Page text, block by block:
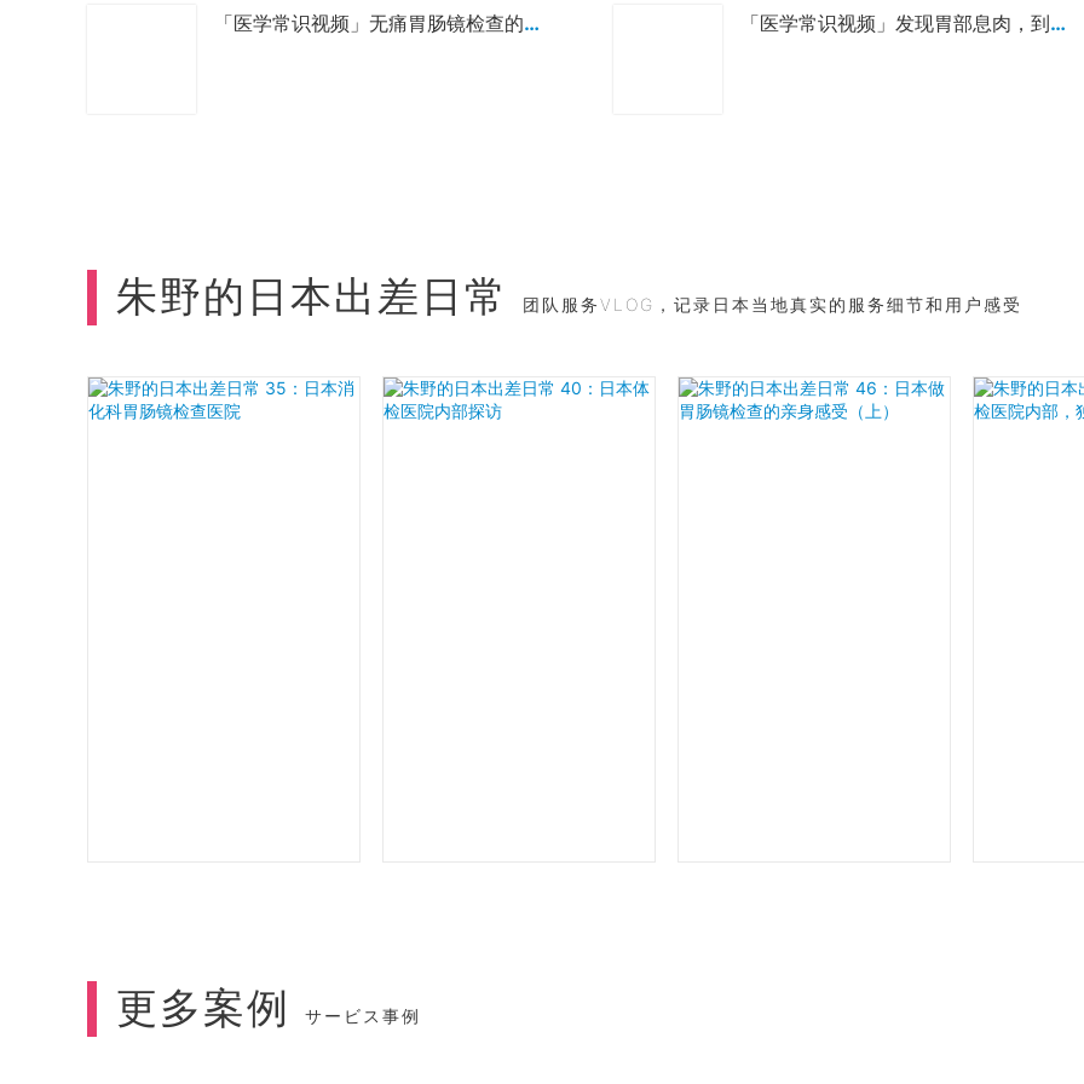
「医学常识视频」无痛胃肠镜检查的麻醉方式，对人体有害吗？ 「医学常识视频」发现胃部息肉，到底要不要切除？
朱野的日本出差日常 团队服务VLOG，记录日本当地真实的服务细节和用户感受
更多案例 サービス事例